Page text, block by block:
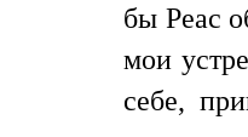
бы Реас
мои
себе,